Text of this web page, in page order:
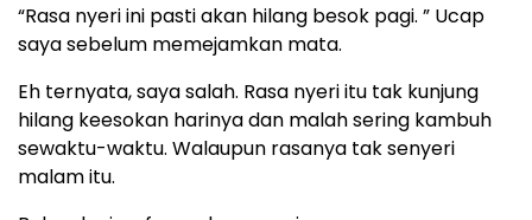
“Rasa nyeri ini pasti akan hilang besok pagi. ” Ucap
saya sebelum memejamkan mata.
Eh ternyata, saya salah. Rasa nyeri itu tak kunjung
hilang keesokan harinya dan malah sering kambuh
sewaktu-waktu. Walaupun rasanya tak senyeri
malam itu.